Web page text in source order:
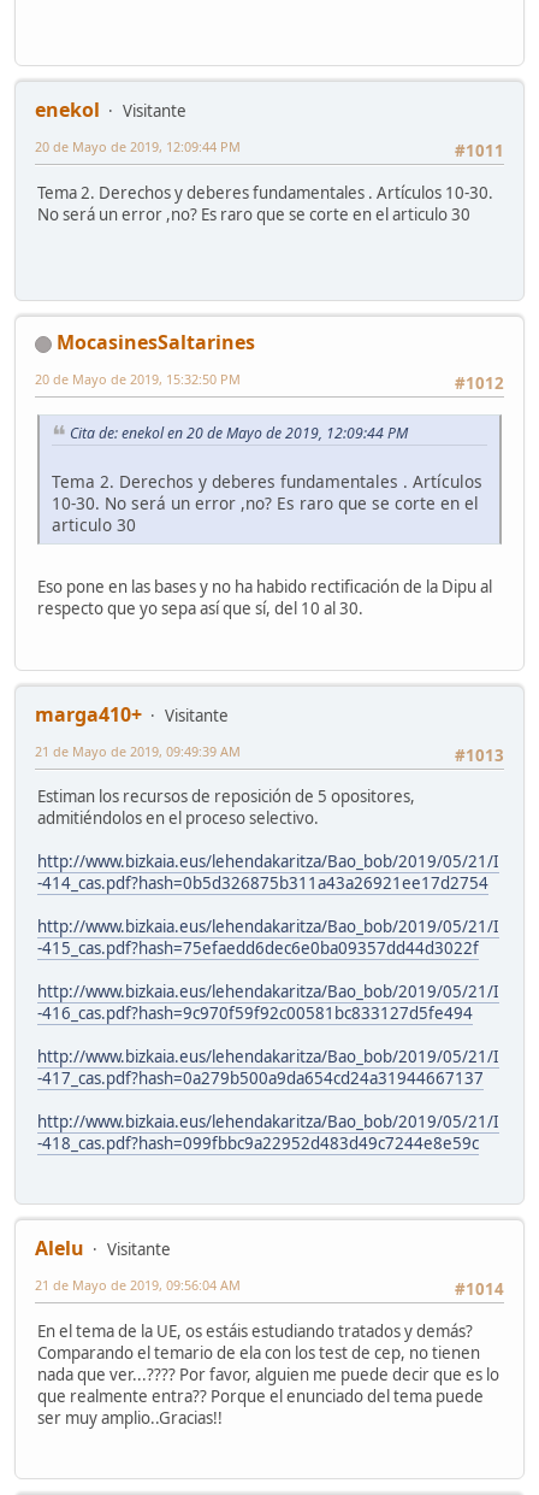
enekol
Visitante
#1011
20 de Mayo de 2019, 12:09:44 PM
Tema 2. Derechos y deberes fundamentales . Artículos 10-30.
No será un error ,no? Es raro que se corte en el articulo 30
MocasinesSaltarines
#1012
20 de Mayo de 2019, 15:32:50 PM
Cita de: enekol en 20 de Mayo de 2019, 12:09:44 PM
Tema 2. Derechos y deberes fundamentales . Artículos
10-30. No será un error ,no? Es raro que se corte en el
articulo 30
Eso pone en las bases y no ha habido rectificación de la Dipu al
respecto que yo sepa así que sí, del 10 al 30.
marga410+
Visitante
#1013
21 de Mayo de 2019, 09:49:39 AM
Estiman los recursos de reposición de 5 opositores,
admitiéndolos en el proceso selectivo.
http://www.bizkaia.eus/lehendakaritza/Bao_bob/2019/05/21/I
-414_cas.pdf?hash=0b5d326875b311a43a26921ee17d2754
http://www.bizkaia.eus/lehendakaritza/Bao_bob/2019/05/21/I
-415_cas.pdf?hash=75efaedd6dec6e0ba09357dd44d3022f
http://www.bizkaia.eus/lehendakaritza/Bao_bob/2019/05/21/I
-416_cas.pdf?hash=9c970f59f92c00581bc833127d5fe494
http://www.bizkaia.eus/lehendakaritza/Bao_bob/2019/05/21/I
-417_cas.pdf?hash=0a279b500a9da654cd24a31944667137
http://www.bizkaia.eus/lehendakaritza/Bao_bob/2019/05/21/I
-418_cas.pdf?hash=099fbbc9a22952d483d49c7244e8e59c
Alelu
Visitante
#1014
21 de Mayo de 2019, 09:56:04 AM
En el tema de la UE, os estáis estudiando tratados y demás?
Comparando el temario de ela con los test de cep, no tienen
nada que ver...???? Por favor, alguien me puede decir que es lo
que realmente entra?? Porque el enunciado del tema puede
ser muy amplio..Gracias!!